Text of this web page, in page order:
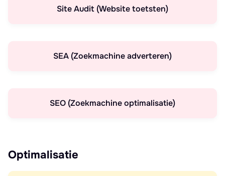
Site Audit (Website toetsten)
SEA (Zoekmachine adverteren)
SEO (Zoekmachine optimalisatie)
Optimalisatie